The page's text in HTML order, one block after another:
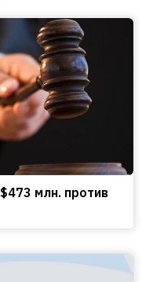
млн. против